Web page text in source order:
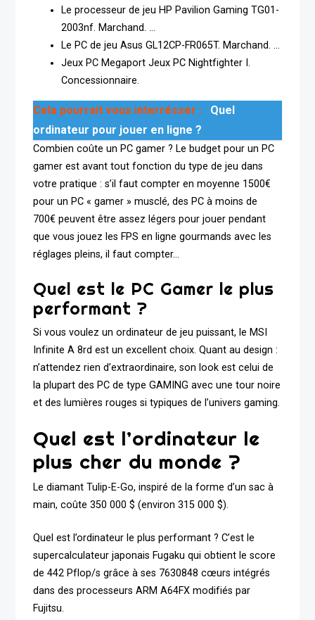
Le processeur de jeu HP Pavilion Gaming TG01-
2003nf. Marchand. …
Le PC de jeu Asus GL12CP-FR065T. Marchand. …
Jeux PC Megaport Jeux PC Nightfighter I.
Concessionnaire.
Cela pourrait vous interrésser :
Quel
ordinateur pour jouer en ligne ?
Combien coûte un PC gamer ? Le budget pour un PC
gamer est avant tout fonction du type de jeu dans
votre pratique : s’il faut compter en moyenne 1500€
pour un PC « gamer » musclé, des PC à moins de
700€ peuvent être assez légers pour jouer pendant
que vous jouez les FPS en ligne gourmands avec les
réglages pleins, il faut compter…
Quel est le PC Gamer le plus
performant ?
Si vous voulez un ordinateur de jeu puissant, le MSI
Infinite A 8rd est un excellent choix. Quant au design :
n’attendez rien d’extraordinaire, son look est celui de
la plupart des PC de type GAMING avec une tour noire
et des lumières rouges si typiques de l’univers gaming.
Quel est l’ordinateur le
plus cher du monde ?
Le diamant Tulip-E-Go, inspiré de la forme d’un sac à
main, coûte 350 000 $ (environ 315 000 $).
Quel est l’ordinateur le plus performant ? C’est le
supercalculateur japonais Fugaku qui obtient le score
de 442 Pflop/s grâce à ses 7630848 cœurs intégrés
dans des processeurs ARM A64FX modifiés par
Fujitsu.